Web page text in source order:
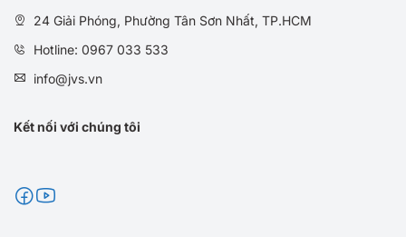
24 Giải Phóng, Phường Tân Sơn Nhất, TP.HCM
Hotline: 0967 033 533
info@jvs.vn
Kết nối với chúng tôi